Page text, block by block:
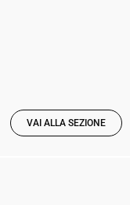
VAI ALLA SEZIONE